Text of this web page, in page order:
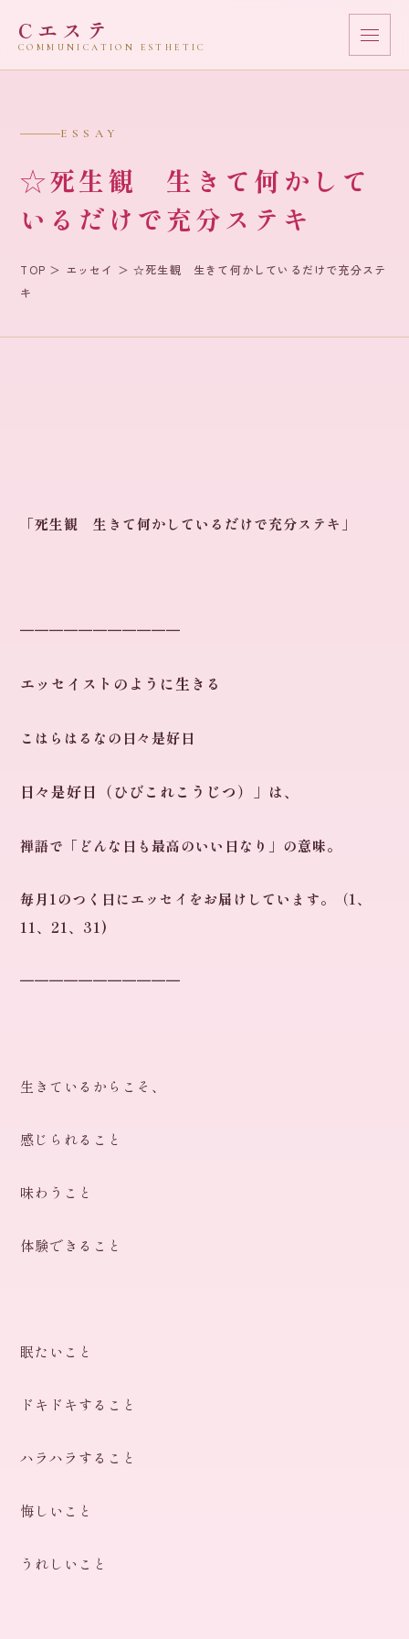
Cエステ
COMMUNICATION ESTHETIC
お客様の声
ESSAY
☆死生観 生きて何かして
いるだけで充分ステキ
TOP ＞ エッセイ ＞ ☆死生観 生きて何かしているだけで充分ステ
キ
「死生観 生きて何かしているだけで充分ステキ」
━━━━━━━━━━━
エッセイストのように生きる
こはらはるなの日々是好日
日々是好日（ひびこれこうじつ）」は、
禅語で「どんな日も最高のいい日なり」の意味。
毎月1のつく日にエッセイをお届けしています。（1、
11、21、31)
━━━━━━━━━━━
生きているからこそ、
感じられること
味わうこと
体験できること
眠たいこと
ドキドキすること
ハラハラすること
悔しいこと
うれしいこと